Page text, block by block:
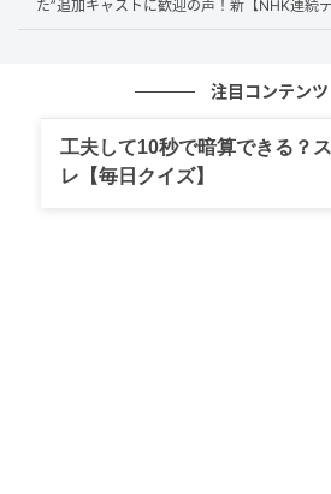
均視聴率22.6％（関東地区、ビ
いた朝ドラだったが、『ゲゲゲの
ション』、『あまちゃん』といっ
まれたことで人気を持ち直し、高
た”追加キャストに歓迎の声！新【NHK連続テ
注目コンテンツ
工夫して10秒で暗算できる？
レ【毎日クイズ】